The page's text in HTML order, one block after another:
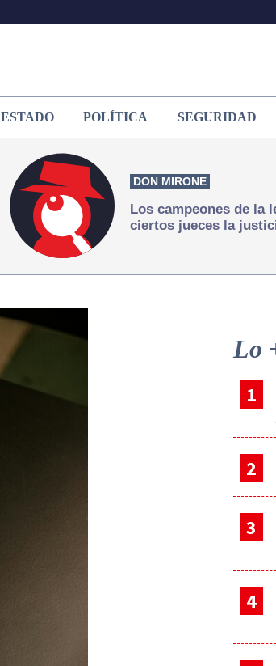
ESTADO POLÍTICA SEGURIDAD
DON MIRONE
Los campeones de la
ciertos jueces la
Lo